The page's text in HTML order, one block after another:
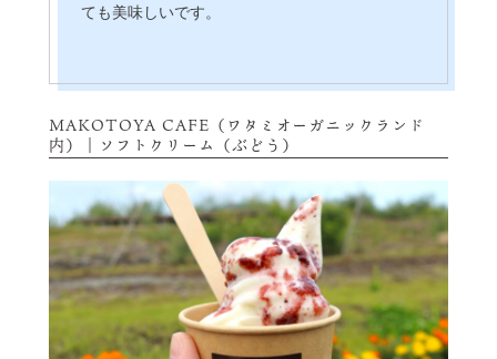
ても美味しいです。
MAKOTOYA CAFE（ワタミオーガニックランド
内）｜ソフトクリーム（ぶどう）